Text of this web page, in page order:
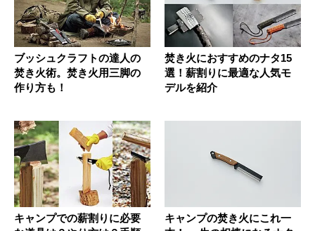
ブッシュクラフトの達人の
焚き火術。焚き火用三脚の
作り方も！
焚き火におすすめのナタ15
選！薪割りに最適な人気モ
デルを紹介
キャンプでの薪割りに必要
キャンプの焚き火にこれ一